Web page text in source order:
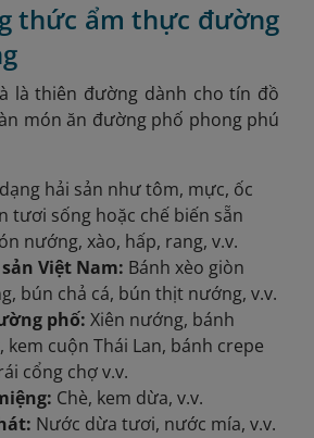
thức ẩm thực đường
là thiên đường dành cho tín đồ
món ăn đường phố phong phú
hải sản như tôm, mực, ốc
tươi sống hoặc chế biến sẵn
nướng, xào, hấp, rang, v.v.
Việt Nam: Bánh xèo giòn
bún chả cá, bún thịt nướng, v.v.
phố: Xiên nướng, bánh
cuộn Thái Lan, bánh crepe
cổng chợ v.v.
Chè, kem dừa, v.v.
Nước dừa tươi, nước mía, v.v.